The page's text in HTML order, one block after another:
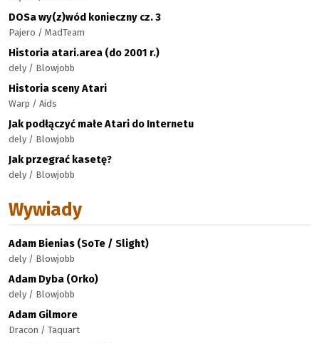
DOSa wy(z)wód konieczny cz. 3
Pajero / MadTeam
Historia atari.area (do 2001 r.)
dely / Blowjobb
Historia sceny Atari
Warp / Aids
Jak podłączyć małe Atari do Internetu
dely / Blowjobb
Jak przegrać kasetę?
dely / Blowjobb
Wywiady
Adam Bienias (SoTe / Slight)
dely / Blowjobb
Adam Dyba (Orko)
dely / Blowjobb
Adam Gilmore
Dracon / Taquart